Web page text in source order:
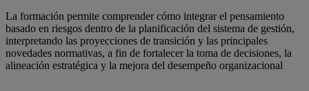
La formación permite comprender cómo integrar el pensamiento
basado en riesgos dentro de la planificación del sistema de gestión,
interpretando las proyecciones de transición y las principales
novedades normativas, a fin de fortalecer la toma de decisiones, la
alineación estratégica y la mejora del desempeño organizacional